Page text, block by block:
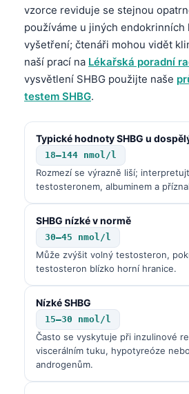
vzorce reviduje se stejnou
používáme u jiných endokrinních
vyšetření; čtenáři mohou vidět
naší prací na Lékařská poradní
vysvětlení SHBG použijte naše
testem SHBG.
Typické hodnoty SHBG u
18–144 nmol/l
Rozmezí se výrazně liší;
testosteronem, albuminem a
SHBG nízké v normě
30–45 nmol/l
Může zvýšit volný testosteron,
testosteron blízko horní hranice.
Nízké SHBG
15–30 nmol/l
Často se vyskytuje při inzulinové
viscerálním tuku, hypotyreóze
androgenům.